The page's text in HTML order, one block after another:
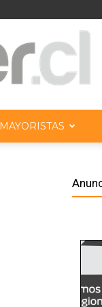
MAYORISTAS